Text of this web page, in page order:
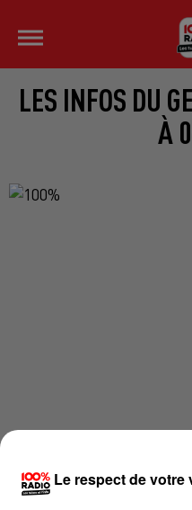
LES INFOS DU
À
Le respect de votre